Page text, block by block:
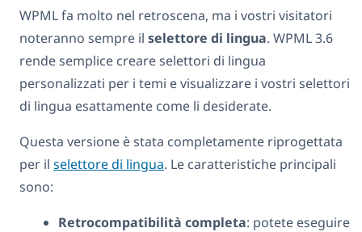
WPML fa molto nel retroscena, ma i vostri visitatori
noteranno sempre il selettore di lingua. WPML 3.6
rende semplice creare selettori di lingua
personalizzati per i temi e visualizzare i vostri selettori
di lingua esattamente come li desiderate.
Questa versione è stata completamente riprogettata
per il selettore di lingua. Le caratteristiche principali
sono:
Retrocompatibilità completa: potete eseguire